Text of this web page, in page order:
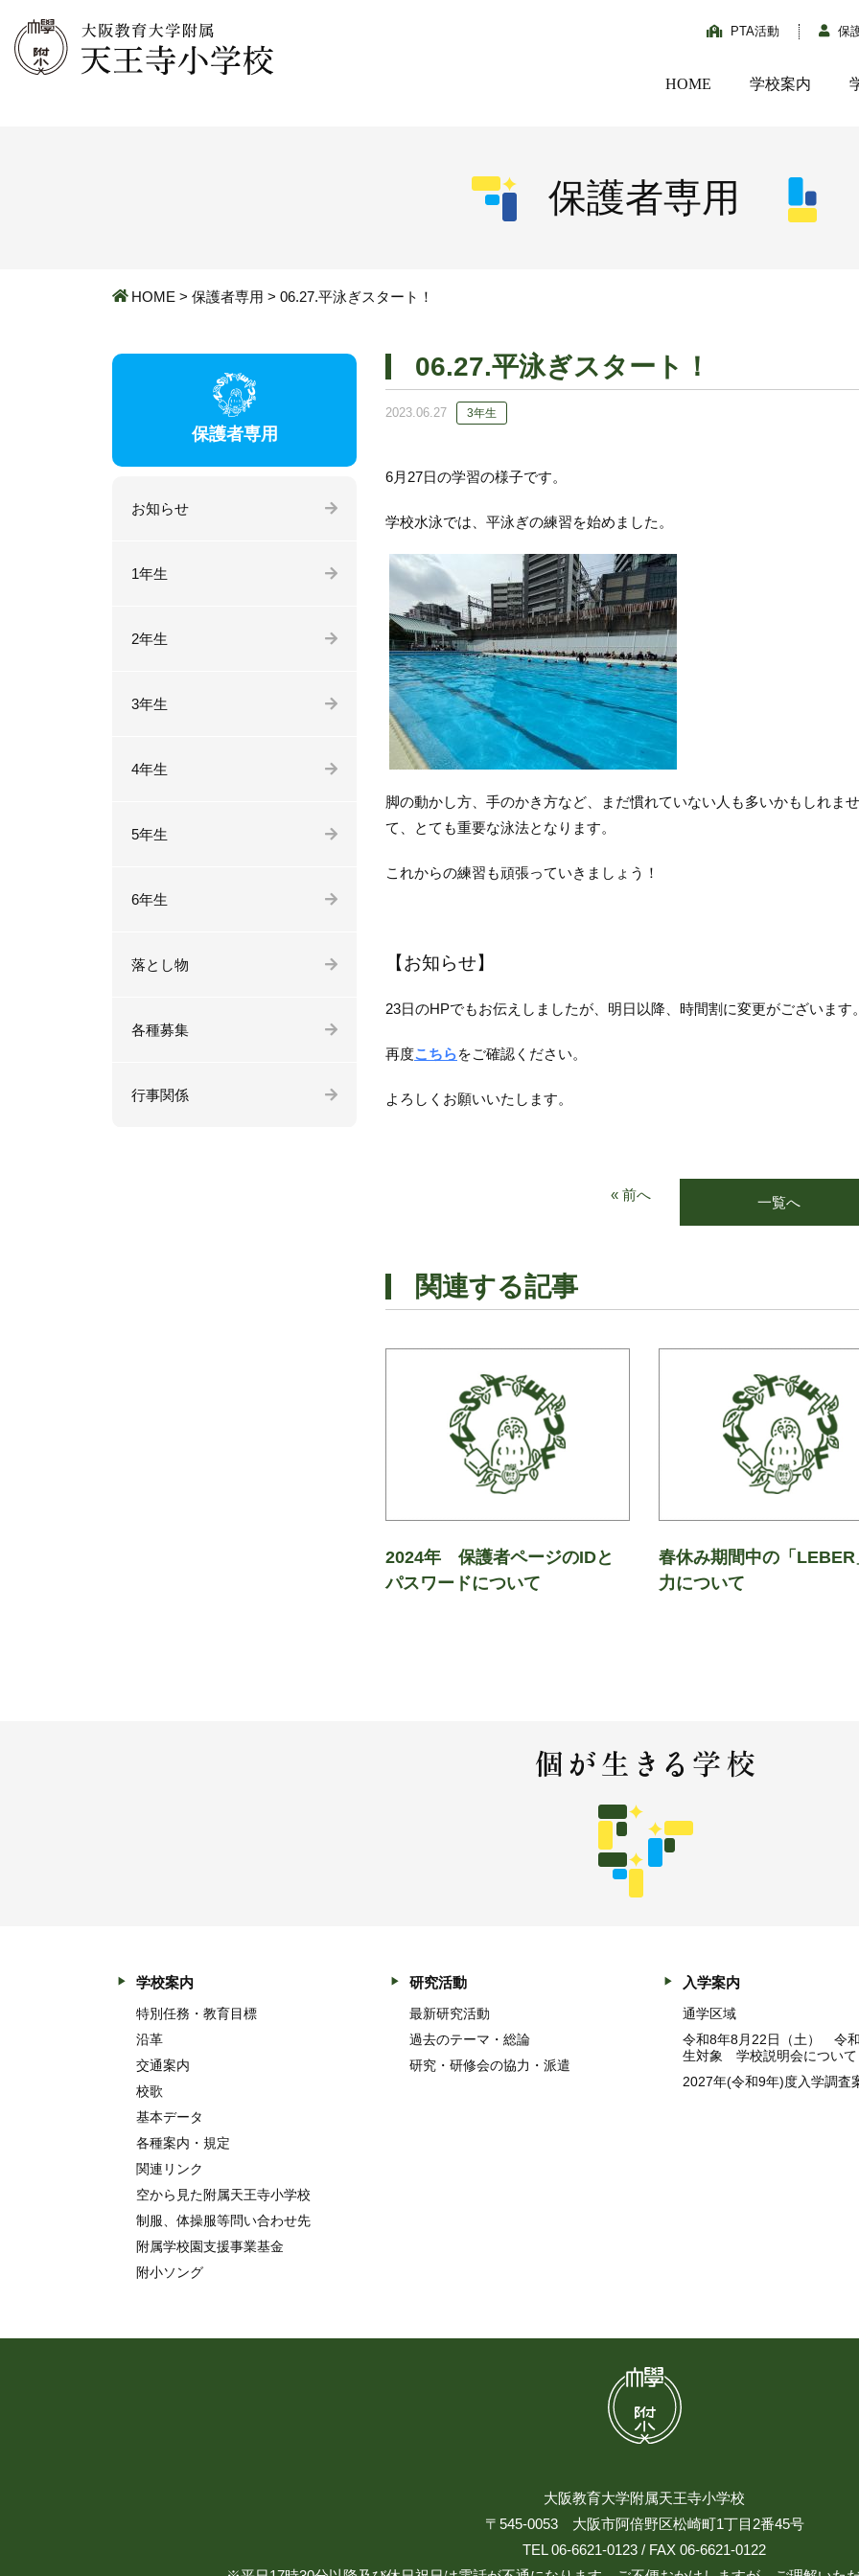
PTA活動 保
HOME 学校案内
保護者専用
HOME > 保護者専用 > 06.27.平泳ぎスタート！
06.27.平泳ぎスタート！
2023.06.27 3年生
6月27日の学習の様子です。
学校水泳では、平泳ぎの練習を始めました。
脚の動かし方、手のかき方など、まだ慣れていない人も多いかもしれま
て、とても重要な泳法となります。
これからの練習も頑張っていきましょう！
【お知らせ】
23日のHPでもお伝えしましたが、明日以降、時間割に変更がございます。
再度こちらをご確認ください。
よろしくお願いいたします。
« 前へ 一覧へ
関連する記事
2024年 保護者ページのIDと
パスワードについて
春休み期間中の「LEBER
力について
保護者専用
お知らせ
1年生
2年生
3年生
4年生
5年生
6年生
落とし物
各種募集
行事関係
学校案内
特別任務・教育目標
沿革
交通案内
校歌
基本データ
各種案内・規定
関連リンク
空から見た附属天王寺小学校
制服、体操服等問い合わせ先
附属学校園支援事業基金
附小ソング
研究活動
最新研究活動
過去のテーマ・総論
研究・研修会の協力・派遣
入学案内
通学区域
令和8年8月22日（土） 令
生対象 学校説明会について
2027年(令和9年)度入学調査
大阪教育大学附属天王寺小学校
〒545-0053 大阪市阿倍野区松崎町1丁目2番45号
TEL 06-6621-0123 / FAX 06-6621-0122